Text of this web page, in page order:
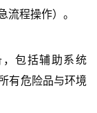
流程操作）。
包括辅助系统
有危险品与环境